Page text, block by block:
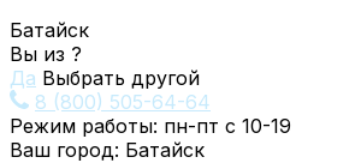
Батайск
Вы из ?
Да Выбрать другой
8 (800) 505-64-64
Режим работы: пн-пт с 10-19
Ваш город: Батайск